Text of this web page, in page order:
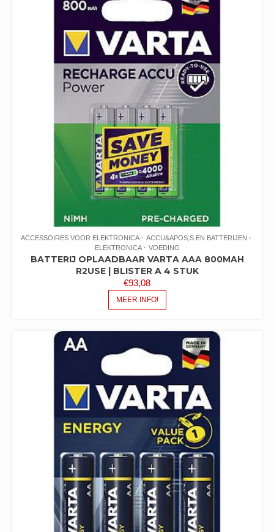
ACCESSOIRES VOOR ELEKTRONICA
ACCU&APOS;S EN BATTERIJEN
ELEKTRONICA
VOEDING
BATTERIJ OPLAADBAAR VARTA AAA 800MAH
R2USE | BLISTER A 4 STUK
€93,08
MEER INFO!